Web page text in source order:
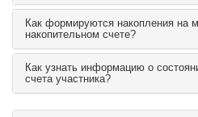
Как формируются накопления на
накопительном счете?
Как узнать информацию о
счета участника?